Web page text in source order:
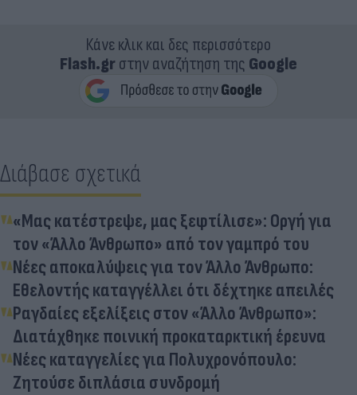
Κάνε κλικ και δες περισσότερο
Flash.grστην αναζήτηση της Google
Διάβασε σχετικά
«Μας κατέστρεψε, μας ξεφτίλισε»: Οργή για
τον «Άλλο Άνθρωπο» από τον γαμπρό του
Νέες αποκαλύψεις για τον Άλλο Άνθρωπο:
Εθελοντής καταγγέλλει ότι δέχτηκε απειλές
Ραγδαίες εξελίξεις στον «Άλλο Άνθρωπο»:
Διατάχθηκε ποινική προκαταρκτική έρευνα
Νέες καταγγελίες για Πολυχρονόπουλο:
Ζητούσε διπλάσια συνδρομή